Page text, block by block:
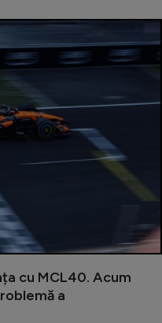
cu MCL40. Acum
a